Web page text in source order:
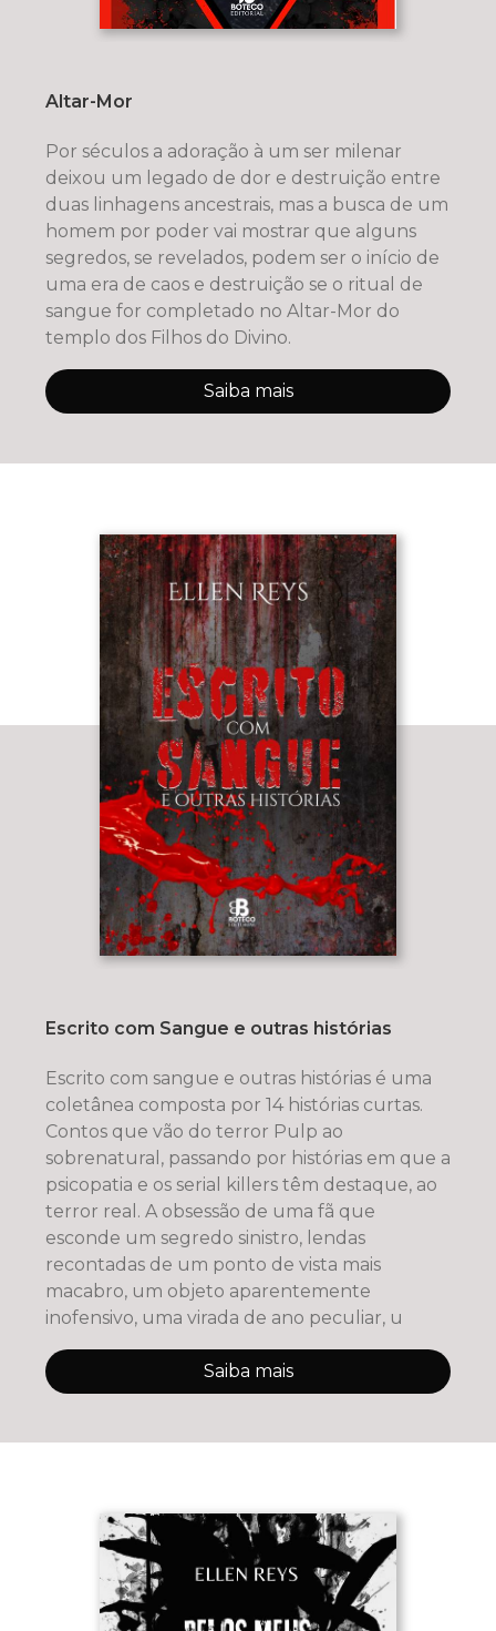
Altar-Mor
Por séculos a adoração à um ser milenar
deixou um legado de dor e destruição entre
duas linhagens ancestrais, mas a busca de um
homem por poder vai mostrar que alguns
segredos, se revelados, podem ser o início de
uma era de caos e destruição se o ritual de
sangue for completado no Altar-Mor do
templo dos Filhos do Divino.
Saiba mais
Escrito com Sangue e outras histórias
Escrito com sangue e outras histórias é uma
coletânea composta por 14 histórias curtas.
Contos que vão do terror Pulp ao
sobrenatural, passando por histórias em que a
psicopatia e os serial killers têm destaque, ao
terror real. A obsessão de uma fã que
esconde um segredo sinistro, lendas
recontadas de um ponto de vista mais
macabro, um objeto aparentemente
inofensivo, uma virada de ano peculiar, u
Saiba mais